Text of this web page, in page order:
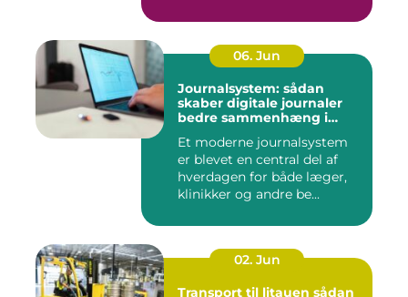
06. Jun
Journalsystem: sådan
skaber digitale journaler
bedre sammenhæng i
Et moderne journalsystem
er blevet en central del af
hverdagen for både læger,
klinikker og andre be...
02. Jun
Transport til litauen sådan